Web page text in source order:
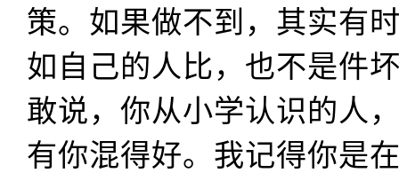
策。如果做不到，其实有
如自己的人比，也不是件
敢说，你从小学认识的人
有你混得好。我记得你是